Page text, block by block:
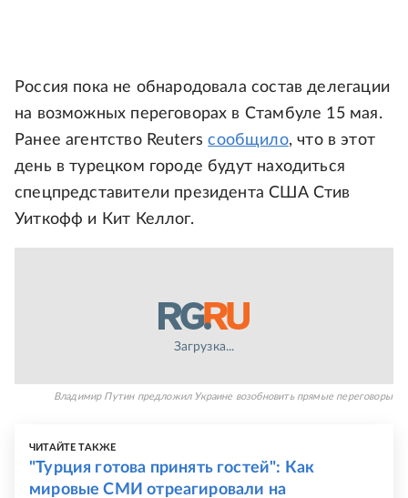
Россия пока не обнародовала состав делегации
на возможных переговорах в Стамбуле 15 мая.
Ранее агентство Reutersсообщило, что в этот
день в турецком городе будут находиться
спецпредставители президента США Стив
Уиткофф и Кит Келлог.
Загрузка...
Владимир Путин предложил Украине возобновить прямые переговоры
ЧИТАЙТЕ ТАКЖЕ
"Турция готова принять гостей": Как
мировые СМИ отреагировали на